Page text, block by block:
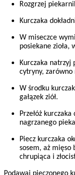
Rozgrzej
Kurczaka
W miseczce
posiekane zioła,
Kurczaka natrzyj
cytryny, zarówno
W środku
gałązek ziół.
Przełóż
nagrzanego
Piecz kurczaka
sosem, aż mięso
chrupiąca i